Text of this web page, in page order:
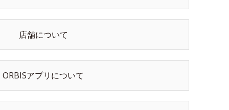
店舗について
ORBISアプリについて